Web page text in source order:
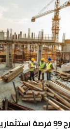
وزارة الإسكان تطرح 99